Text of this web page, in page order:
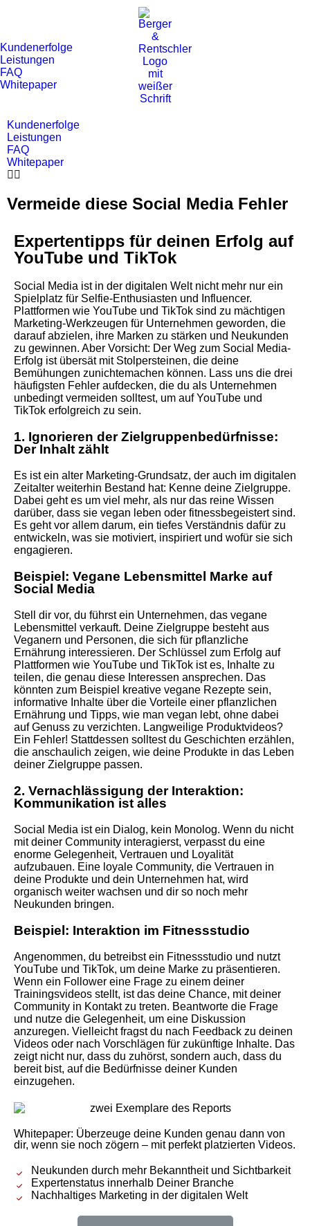
Kundenerfolge
Leistungen
FAQ
Whitepaper
Kundenerfolge
Leistungen
FAQ
Whitepaper
Vermeide diese Social Media Fehler
Expertentipps für deinen Erfolg auf
YouTube und TikTok
Social Media ist in der digitalen Welt nicht mehr nur ein
Spielplatz für Selfie-Enthusiasten und Influencer.
Plattformen wie YouTube und TikTok sind zu mächtigen
Marketing-Werkzeugen für Unternehmen geworden, die
darauf abzielen, ihre Marken zu stärken und Neukunden
zu gewinnen. Aber Vorsicht: Der Weg zum Social Media-
Erfolg ist übersät mit Stolpersteinen, die deine
Bemühungen zunichtemachen können. Lass uns die drei
häufigsten Fehler aufdecken, die du als Unternehmen
unbedingt vermeiden solltest, um auf YouTube und
TikTok erfolgreich zu sein.
1. Ignorieren der Zielgruppenbedürfnisse:
Der Inhalt zählt
Es ist ein alter Marketing-Grundsatz, der auch im digitalen
Zeitalter weiterhin Bestand hat: Kenne deine Zielgruppe.
Dabei geht es um viel mehr, als nur das reine Wissen
darüber, dass sie vegan leben oder fitnessbegeistert sind.
Es geht vor allem darum, ein tiefes Verständnis dafür zu
entwickeln, was sie motiviert, inspiriert und wofür sie sich
engagieren.
Beispiel: Vegane Lebensmittel Marke auf
Social Media
Stell dir vor, du führst ein Unternehmen, das vegane
Lebensmittel verkauft. Deine Zielgruppe besteht aus
Veganern und Personen, die sich für pflanzliche
Ernährung interessieren. Der Schlüssel zum Erfolg auf
Plattformen wie YouTube und TikTok ist es, Inhalte zu
teilen, die genau diese Interessen ansprechen. Das
könnten zum Beispiel kreative vegane Rezepte sein,
informative Inhalte über die Vorteile einer pflanzlichen
Ernährung und Tipps, wie man vegan lebt, ohne dabei
auf Genuss zu verzichten. Langweilige Produktvideos?
Ein Fehler! Stattdessen solltest du Geschichten erzählen,
die anschaulich zeigen, wie deine Produkte in das Leben
deiner Zielgruppe passen.
2. Vernachlässigung der Interaktion:
Kommunikation ist alles
Social Media ist ein Dialog, kein Monolog. Wenn du nicht
mit deiner Community interagierst, verpasst du eine
enorme Gelegenheit, Vertrauen und Loyalität
aufzubauen. Eine loyale Community, die Vertrauen in
deine Produkte und dein Unternehmen hat, wird
organisch weiter wachsen und dir so noch mehr
Neukunden bringen.
Beispiel: Interaktion im Fitnessstudio
Angenommen, du betreibst ein Fitnessstudio und nutzt
YouTube und TikTok, um deine Marke zu präsentieren.
Wenn ein Follower eine Frage zu einem deiner
Trainingsvideos stellt, ist das deine Chance, mit deiner
Community in Kontakt zu treten. Beantworte die Frage
und nutze die Gelegenheit, um eine Diskussion
anzuregen. Vielleicht fragst du nach Feedback zu deinen
Videos oder nach Vorschlägen für zukünftige Inhalte. Das
zeigt nicht nur, dass du zuhörst, sondern auch, dass du
bereit bist, auf die Bedürfnisse deiner Kunden
einzugehen.
Whitepaper: Überzeuge deine Kunden genau dann von
dir, wenn sie noch zögern – mit perfekt platzierten Videos.
Neukunden durch mehr Bekanntheit und Sichtbarkeit
Expertenstatus innerhalb Deiner Branche
Nachhaltiges Marketing in der digitalen Welt